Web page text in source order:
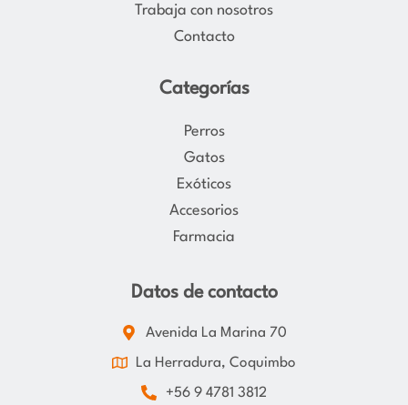
Trabaja con nosotros
Contacto
Categorías
Perros
Gatos
Exóticos
Accesorios
Farmacia
Datos de contacto
Avenida La Marina 70
La Herradura, Coquimbo
+56 9 4781 3812